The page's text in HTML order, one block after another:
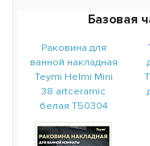
Базовая
Раковина для
ванной накладная
Teymi Helmi Mini
38 artceramic
белая T50304